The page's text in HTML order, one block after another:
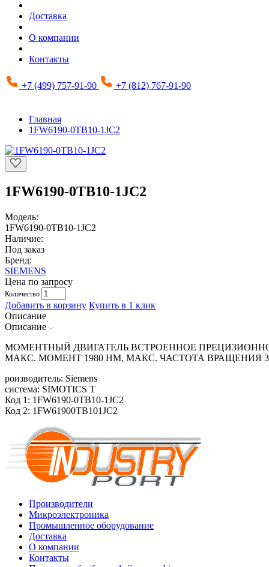
Доставка
О компании
Контакты
+7 (499) 757-91-90 +7 (812) 767-91-90
Главная
1FW6190-0TB10-1JC2
1FW6190-0TB10-1JC2
Модель:
1FW6190-0TB10-1JC2
Наличие:
Под заказ
Бренд:
SIEMENS
Цена по запросу
Количество
Добавить в корзину Купить в 1 клик
Описание
Описание
МОМЕНТНЫЙ ДВИГАТЕЛЬ ВСТРОЕННОЕ
МАКС. МОМЕНТ 1980 HM, МАКС. ЧАСТОТА
роизводитель: Siemens
система: SIMOTICS T
Код 1: 1FW6190-0TB10-1JC2
Код 2: 1FW61900TB101JC2
Производители
Микроэлектроника
Промышленное оборудование
Доставка
О компании
Контакты